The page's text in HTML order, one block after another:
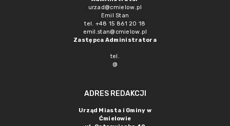
urzad@cmielow.pl
Emil Stan
tel. +48 15 861 20 18
emil.stan@cmielow.pl
Zastępca Administratora
tel.
@
ADRES REDAKCJI
Urząd Miasta i Gminy w
Ćmielowie